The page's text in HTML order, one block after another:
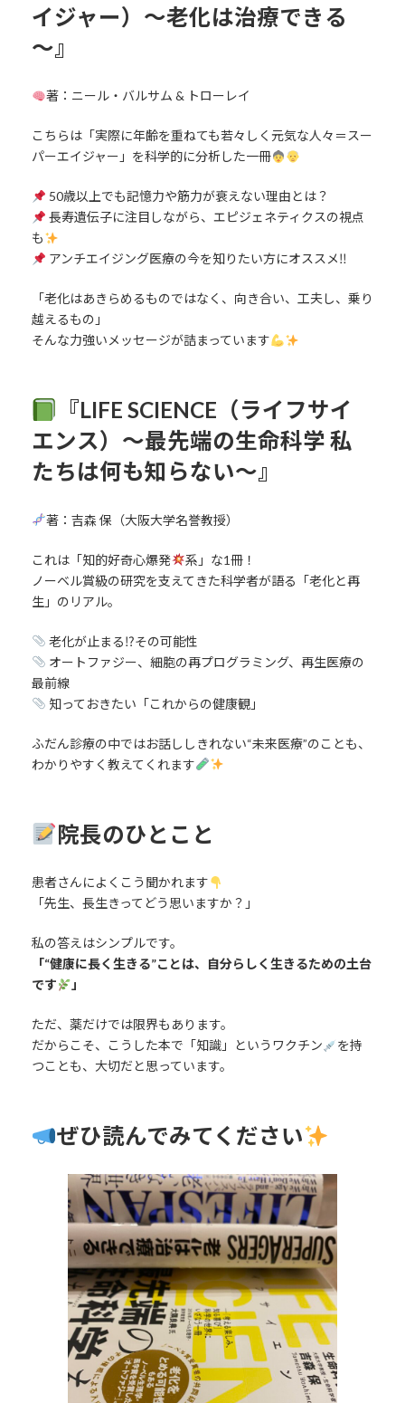
イジャー）～老化は治療できる
～』
著：ニール・バルサム & トローレイ
こちらは「実際に年齢を重ねても若々しく元気な人々＝スー
パーエイジャー」を科学的に分析した一冊
50歳以上でも記憶力や筋力が衰えない理由とは？
長寿遺伝子に注目しながら、エピジェネティクスの視点
も
アンチエイジング医療の今を知りたい方にオススメ‼
「老化はあきらめるものではなく、向き合い、工夫し、乗り
越えるもの」
そんな力強いメッセージが詰まっています
『LIFE SCIENCE（ライフサイ
エンス）～最先端の生命科学 私
たちは何も知らない～』
著：吉森 保（大阪大学名誉教授）
これは「知的好奇心爆発
系」な1冊！
ノーベル賞級の研究を支えてきた科学者が語る「老化と再
生」のリアル。
老化が止まる⁉その可能性
オートファジー、細胞の再プログラミング、再生医療の
最前線
知っておきたい「これからの健康観」
ふだん診療の中ではお話ししきれない“未来医療”のことも、
わかりやすく教えてくれます
院長のひとこと
患者さんによくこう聞かれます
「先生、長生きってどう思いますか？」
私の答えはシンプルです。
「“健康に長く生きる”ことは、自分らしく生きるための土台
です
」
ただ、薬だけでは限界もあります。
だからこそ、こうした本で「知識」というワクチン
を持
つことも、大切だと思っています。
ぜひ読んでみてください